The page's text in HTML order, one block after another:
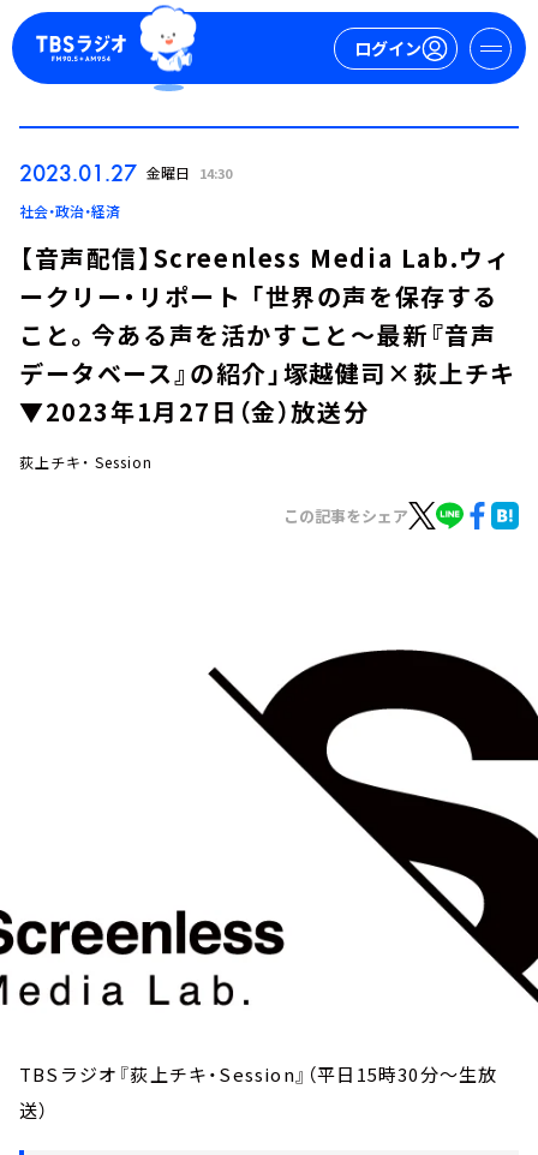
ログイン
週間番組表
2023.01.27 金曜日 14:30
社会・政治・経済
【音声配信】Screenless Media Lab.ウィ
ークリー・リポート 「世界の声を保存する
こと。今ある声を活かすこと～最新『音声
データベース』の紹介」塚越健司×荻上チキ
▼2023年1月27日（金）放送分
荻上チキ・ Session
この記事をシェア
TBSラジオ『荻上チキ・Session』（平日15時30分～生放
送）